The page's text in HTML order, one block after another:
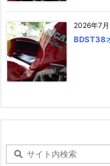
2026年7月
BDST38